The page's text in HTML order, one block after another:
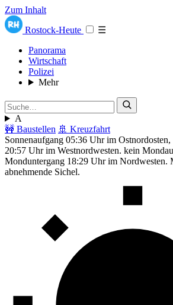
Zum Inhalt
Rostock-Heute
☰
Panorama
Wirtschaft
Polizei
Mehr
A
🚧 Baustellen 🚢 Kreuzfahrt
Sonnenaufgang 05:36 Uhr im Ostnordosten,
20:57 Uhr im Westnordwesten. kein
Monduntergang 18:29 Uhr im Nordwesten.
abnehmende Sichel.